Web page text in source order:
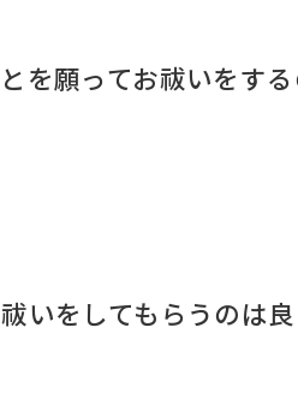
を願ってお祓いをす
いをしてもらうのは